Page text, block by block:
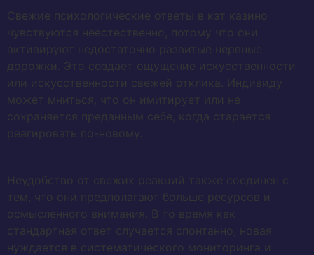
Свежие психологические ответы в кэт казино
чувствуются неестественно, потому что они
активируют недостаточно развитые нервные
дорожки. Это создает ощущение искусственности
или искусственности свежей отклика. Индивиду
может мниться, что он имитирует или не
сохраняется преданным себе, когда старается
реагировать по-новому.
Неудобство от свежих реакций также соединен с
тем, что они предполагают больше ресурсов и
осмысленного внимания. В то время как
стандартная ответ случается спонтанно, новая
нуждается в систематического мониторинга и